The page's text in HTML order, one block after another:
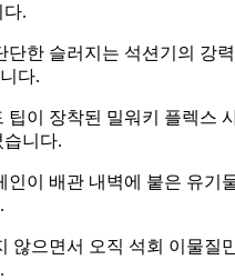
.
단한 슬러지는 석션기의 강
다.
팁이 장착된 밀워키 플렉스
니다.
인이 배관 내벽에 붙은 유기
않으면서 오직 석회 이물질